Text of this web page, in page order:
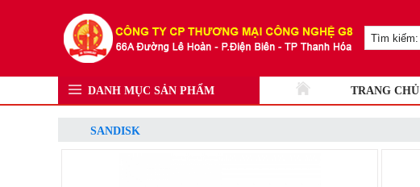
DANH MỤC SẢN PHẨM TRANG CHỦ
SANDISK